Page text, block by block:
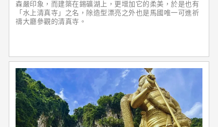
森嚴印象，而建築在錫礦湖上，更增加它的柔美，於是也有
「水上清真寺」之名，除造型漂亮之外也是馬國唯一可進祈
禱大廳參觀的清真寺。